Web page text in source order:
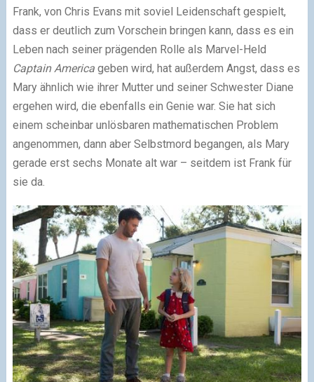
Frank, von Chris Evans mit soviel Leidenschaft gespielt,
dass er deutlich zum Vorschein bringen kann, dass es ein
Leben nach seiner prägenden Rolle als Marvel-Held
Captain Americageben wird, hat außerdem Angst, dass es
Mary ähnlich wie ihrer Mutter und seiner Schwester Diane
ergehen wird, die ebenfalls ein Genie war. Sie hat sich
einem scheinbar unlösbaren mathematischen Problem
angenommen, dann aber Selbstmord begangen, als Mary
gerade erst sechs Monate alt war – seitdem ist Frank für
sie da.